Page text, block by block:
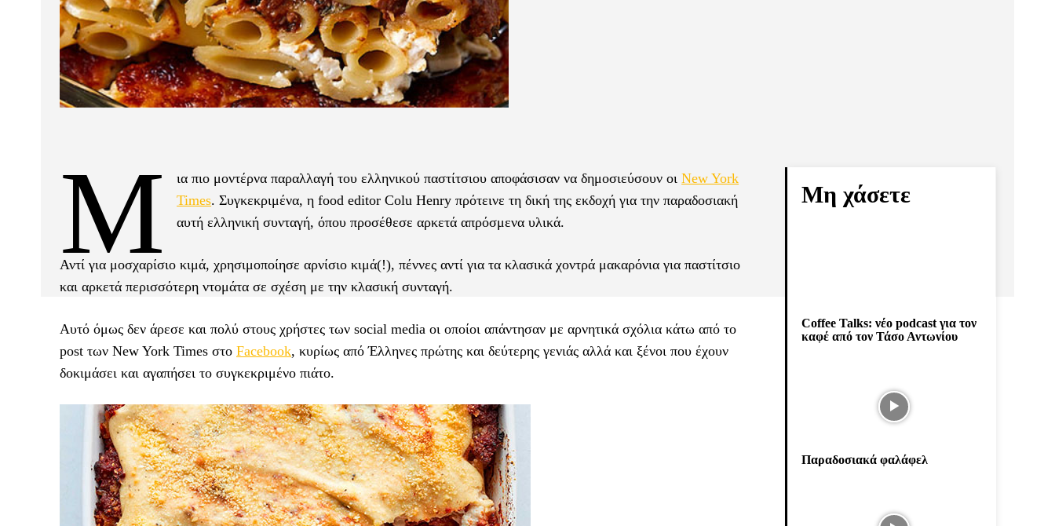
Μ ια πιο μοντέρνα παραλλαγή του ελληνικού παστίτσιου αποφάσισαν να δημοσιεύσουν οιNew York
Times. Συγκεκριμένα, η food editor Colu Henry πρότεινε τη δική της εκδοχή για την παραδοσιακή
αυτή ελληνική συνταγή, όπου προσέθεσε αρκετά απρόσμενα υλικά.
Αντί για μοσχαρίσιο κιμά, χρησιμοποίησε αρνίσιο κιμά(!), πέννες αντί για τα κλασικά χοντρά μακαρόνια για παστίτσιο
και αρκετά περισσότερη ντομάτα σε σχέση με την κλασική συνταγή.
Αυτό όμως δεν άρεσε και πολύ στους χρήστες των social media οι οποίοι απάντησαν με αρνητικά σχόλια κάτω από το
post των New York Times στο Facebook, κυρίως από Έλληνες πρώτης και δεύτερης γενιάς αλλά και ξένοι που έχουν
δοκιμάσει και αγαπήσει το συγκεκριμένο πιάτο.
Μη χάσετε
Coffee Talks: νέο podcast για τον
καφέ από τον Τάσο Αντωνίου
Παραδοσιακά φαλάφελ